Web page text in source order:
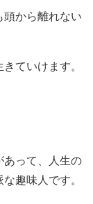
頭から離れない
ていけます。
あって、人生の
趣味人です。